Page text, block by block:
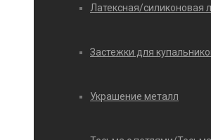
Латексная/силиконовая
Застежки для
Украшение металл